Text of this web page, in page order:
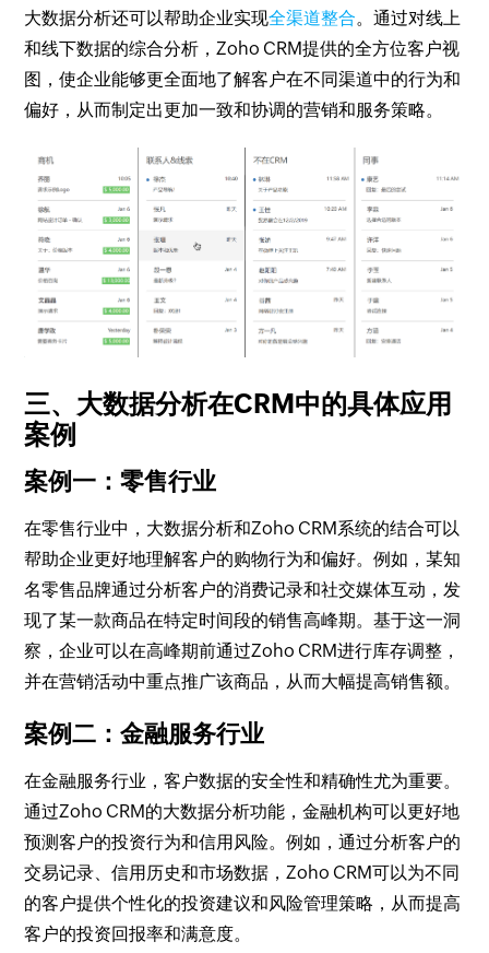
大数据分析还可以帮助企业实现全渠道整合。通过对线上
和线下数据的综合分析，Zoho CRM提供的全方位客户视
图，使企业能够更全面地了解客户在不同渠道中的行为和
偏好，从而制定出更加一致和协调的营销和服务策略。
三、大数据分析在CRM中的具体应用
案例
案例一：零售行业
在零售行业中，大数据分析和Zoho CRM系统的结合可以
帮助企业更好地理解客户的购物行为和偏好。例如，某知
名零售品牌通过分析客户的消费记录和社交媒体互动，发
现了某一款商品在特定时间段的销售高峰期。基于这一洞
察，企业可以在高峰期前通过Zoho CRM进行库存调整，
并在营销活动中重点推广该商品，从而大幅提高销售额。
案例二：金融服务行业
在金融服务行业，客户数据的安全性和精确性尤为重要。
通过Zoho CRM的大数据分析功能，金融机构可以更好地
预测客户的投资行为和信用风险。例如，通过分析客户的
交易记录、信用历史和市场数据，Zoho CRM可以为不同
的客户提供个性化的投资建议和风险管理策略，从而提高
客户的投资回报率和满意度。